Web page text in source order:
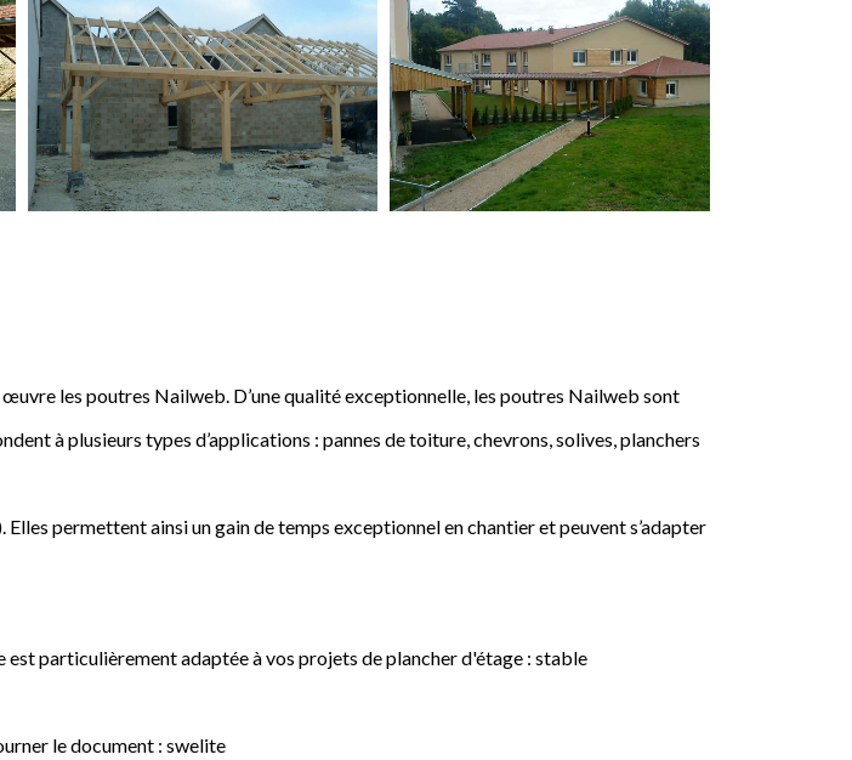
les poutres Nailweb. D’une qualité exceptionnelle, les poutres Nailweb sont
à plusieurs types d’applications : pannes de toiture, chevrons, solives, planchers
permettent ainsi un gain de temps exceptionnel en chantier et peuvent s’adapter
particulièrement adaptée à vos projets de plancher d'étage : stable
le document : swelite